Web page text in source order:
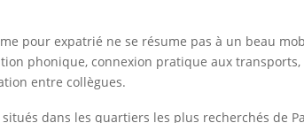
pour expatrié ne se résume pas à un beau
phonique, connexion pratique aux
entre collègues.
dans les quartiers les plus recherchés de